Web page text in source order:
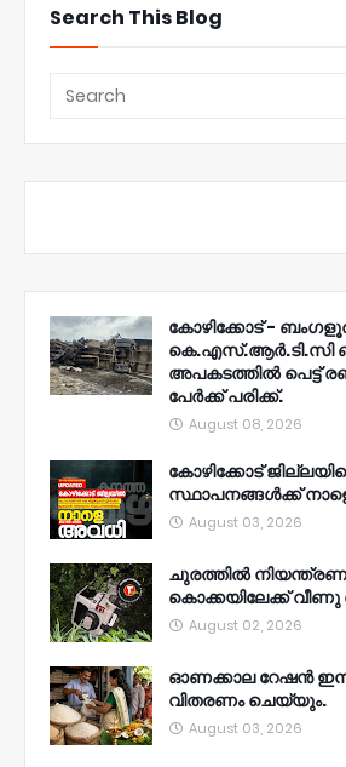
Search This Blog
കോഴിക്കോട് -
അപകടത്തിൽ പെട്ട്
പേർക്ക് പരിക്ക്.
August 08, 2026
കോഴിക്കോട്
സ്ഥാപനങ്ങൾക്ക്
August 03, 2026
ചുരത്തിൽ നിയന്ത്രണം
കൊക്കയിലേക്ക്
August 02, 2026
ഓണക്കാല റേഷൻ
വിതരണം ചെയ്യും.
August 03, 2026